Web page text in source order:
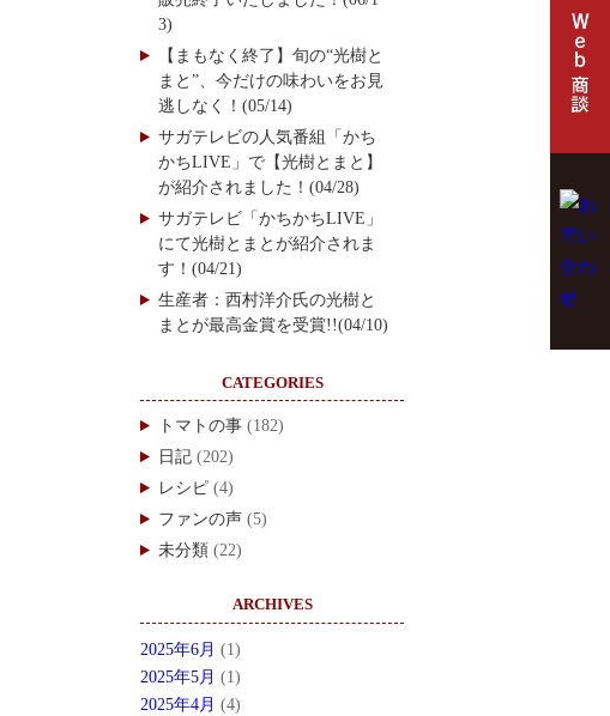
3)
【まもなく終了】旬の“光樹と
まと”、今だけの味わいをお見
逃しなく！(05/14)
サガテレビの人気番組「かち
かちLIVE」で【光樹とまと】
が紹介されました！(04/28)
サガテレビ「かちかちLIVE」
にて光樹とまとが紹介されま
す！(04/21)
生産者：西村洋介氏の光樹と
まとが最高金賞を受賞!!(04/10)
CATEGORIES
トマトの事 (182)
日記 (202)
レシピ (4)
ファンの声 (5)
未分類 (22)
ARCHIVES
2025年6月 (1)
2025年5月 (1)
2025年4月 (4)